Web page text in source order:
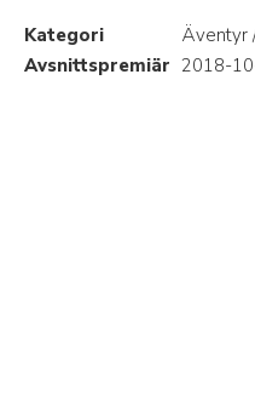
Kategori
Äventyr
Avsnittspremiär 2018-